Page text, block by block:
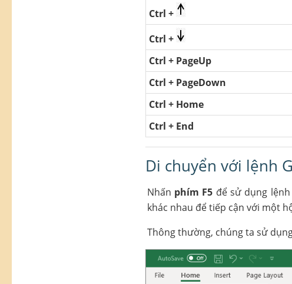
Ctrl +
Ctrl +
Ctrl + PageUp
Ctrl + PageDown
Ctrl + Home
Ctrl + End
Di chuyển với lệnh
Nhấn phím F5 để sử dụng
khác nhau để tiếp cận với một
Thông thường, chúng ta sử